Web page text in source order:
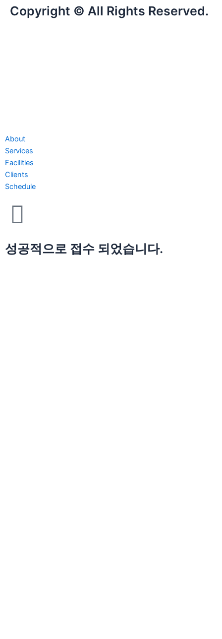
Copyright © All Rights Reserved.
About
Services
Facilities
Clients
Schedule
성공적으로 접수 되었습니다.